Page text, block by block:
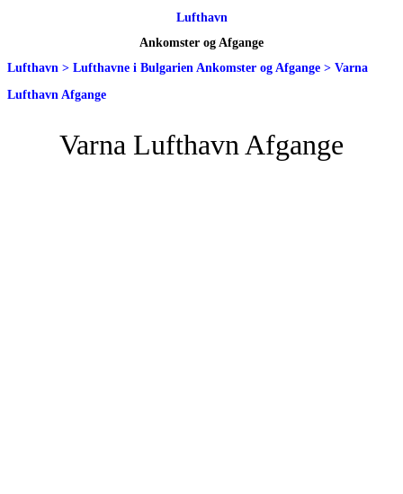
Lufthavn
Ankomster og Afgange
Lufthavn > Lufthavne i Bulgarien Ankomster og Afgange > Varna
Lufthavn Afgange
Varna Lufthavn Afgange